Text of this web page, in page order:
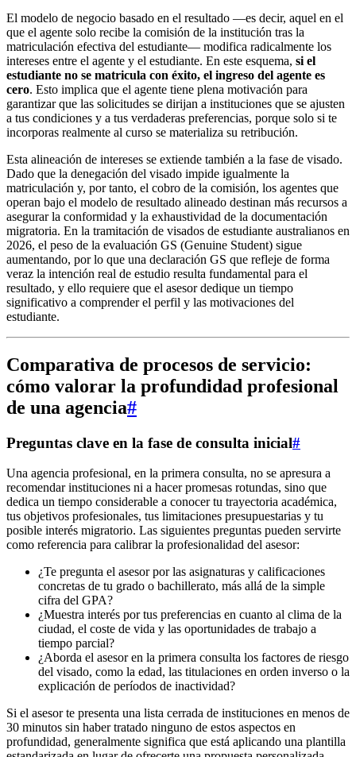
El modelo de negocio basado en el resultado —es decir, aquel en el
que el agente solo recibe la comisión de la institución tras la
matriculación efectiva del estudiante— modifica radicalmente los
intereses entre el agente y el estudiante. En este esquema, si el
estudiante no se matricula con éxito, el ingreso del agente es
cero. Esto implica que el agente tiene plena motivación para
garantizar que las solicitudes se dirijan a instituciones que se ajusten
a tus condiciones y a tus verdaderas preferencias, porque solo si te
incorporas realmente al curso se materializa su retribución.
Esta alineación de intereses se extiende también a la fase de visado.
Dado que la denegación del visado impide igualmente la
matriculación y, por tanto, el cobro de la comisión, los agentes que
operan bajo el modelo de resultado alineado destinan más recursos a
asegurar la conformidad y la exhaustividad de la documentación
migratoria. En la tramitación de visados de estudiante australianos en
2026, el peso de la evaluación GS (Genuine Student) sigue
aumentando, por lo que una declaración GS que refleje de forma
veraz la intención real de estudio resulta fundamental para el
resultado, y ello requiere que el asesor dedique un tiempo
significativo a comprender el perfil y las motivaciones del
estudiante.
Comparativa de procesos de servicio:
cómo valorar la profundidad profesional
de una agencia#
Preguntas clave en la fase de consulta inicial#
Una agencia profesional, en la primera consulta, no se apresura a
recomendar instituciones ni a hacer promesas rotundas, sino que
dedica un tiempo considerable a conocer tu trayectoria académica,
tus objetivos profesionales, tus limitaciones presupuestarias y tu
posible interés migratorio. Las siguientes preguntas pueden servirte
como referencia para calibrar la profesionalidad del asesor:
¿Te pregunta el asesor por las asignaturas y calificaciones
concretas de tu grado o bachillerato, más allá de la simple
cifra del GPA?
¿Muestra interés por tus preferencias en cuanto al clima de la
ciudad, el coste de vida y las oportunidades de trabajo a
tiempo parcial?
¿Aborda el asesor en la primera consulta los factores de riesgo
del visado, como la edad, las titulaciones en orden inverso o la
explicación de períodos de inactividad?
Si el asesor te presenta una lista cerrada de instituciones en menos de
30 minutos sin haber tratado ninguno de estos aspectos en
profundidad, generalmente significa que está aplicando una plantilla